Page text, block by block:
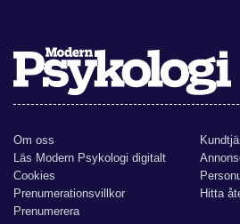
Om oss
Läs Modern Psykologi digitalt
Cookies
Prenumerationsvillkor
Hitta
Prenumerera